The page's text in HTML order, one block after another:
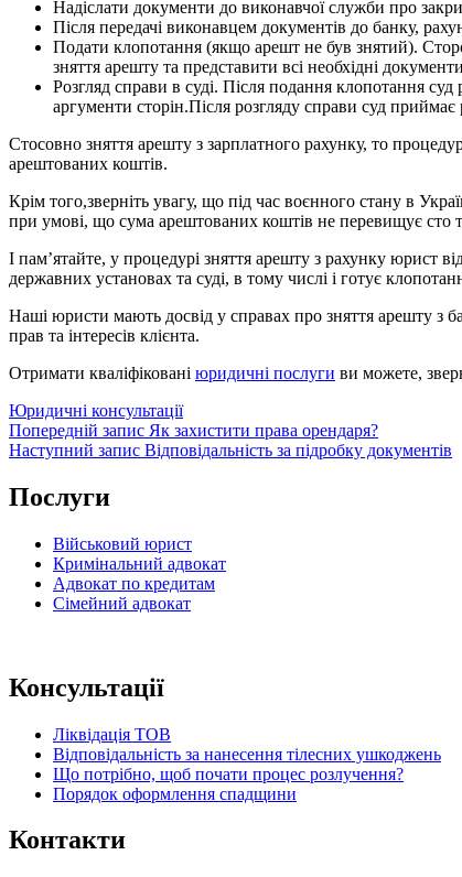
Надіслати документи до виконавчої служби про
Після передачі виконавцем документів до банку,
Подати клопотання (якщо арешт не був знятий).
зняття арешту та представити всі необхідні
Розгляд справи в суді. Після подання клопотання
аргументи сторін.Після розгляду справи суд
Стосовно зняття арешту з зарплатного рахунку, то
арештованих коштів.
Крім того,зверніть увагу, що під час воєнного стану в
при умові, що сума арештованих коштів не перевищує сто
І пам’ятайте, у процедурі зняття арешту з рахунку юрист
державних установах та суді, в тому числі і готує
Наші юристи мають досвід у справах про зняття арешту з
прав та інтересів клієнта.
Отримати кваліфіковані юридичні послуги ви можете,
Категорії
Юридичні консультації
Навігація
записів
Попередній
запис
Попередній запис Як захистити права орендаря?
Наступний
Наступний запис Відповідальність за підробку документів
Послуги
Військовий юрист
Кримінальний адвокат
Адвокат по кредитам
Сімейний адвокат
Консультації
Ліквідація ТОВ
Відповідальність за нанесення тілесних ушкоджень
Що потрібно, щоб почати процес розлучення?
Порядок оформлення спадщини
Контакти